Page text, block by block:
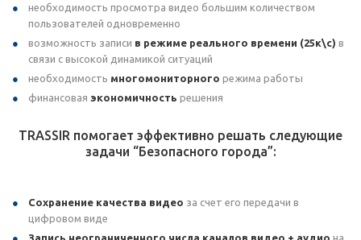
необходимость просмотра видео большим количеством
пользователей одновременно
возможность записи в режиме реального времени (25к\с) в
связи с высокой динамикой ситуаций
необходимость многомониторного режима работы
финансовая экономичность решения
TRASSIR помогает эффективно решать следующие
задачи “Безопасного города”:
Сохранение качества видео за счет его передачи в
цифровом виде
Запись неограниченного числа каналов видео + аудио на